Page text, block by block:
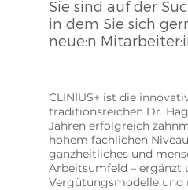
Sie sind auf der
in dem Sie sich
neue:n
CLINIUS+ ist die
traditionsreichen Dr.
Jahren erfolgreich
hohem fachlichen
ganzheitliches und
Arbeitsumfeld – ergänzt
Vergütungsmodelle und